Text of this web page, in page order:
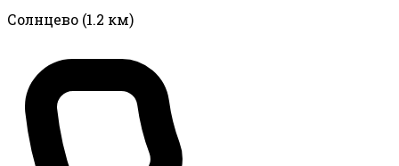
Солнцево (1.2 км)